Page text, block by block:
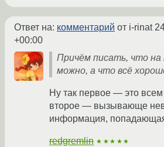
Ответ на: комментарий от i-rinat
+00:00
Причём писать, что на
можно, а что всё
Ну так первое — это
второе — вызывающе
информация,
redgremlin ★★★★★